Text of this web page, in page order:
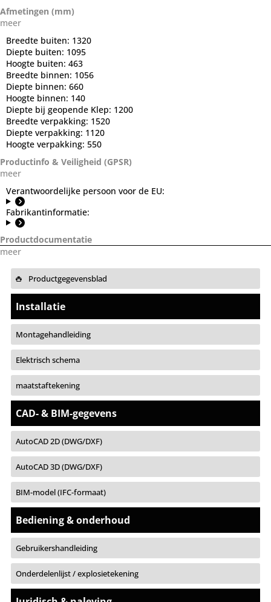
Afmetingen (mm)
meer
Breedte buiten: 1320
Diepte buiten: 1095
Hoogte buiten: 463
Breedte binnen: 1056
Diepte binnen: 660
Hoogte binnen: 140
Diepte bij geopende Klep: 1200
Breedte verpakking: 1520
Diepte verpakking: 1120
Hoogte verpakking: 550
Productinfo & Veiligheid (GPSR)
meer
Verantwoordelijke persoon voor de EU:
Fabrikantinformatie:
Productdocumentatie
meer
Productgegevensblad
Installatie
Montagehandleiding
Elektrisch schema
maatstaftekening
CAD- & BIM-gegevens
AutoCAD 2D (DWG/DXF)
AutoCAD 3D (DWG/DXF)
BIM-model (IFC-formaat)
Bediening & onderhoud
Gebruikershandleiding
Onderdelenlijst / explosietekening